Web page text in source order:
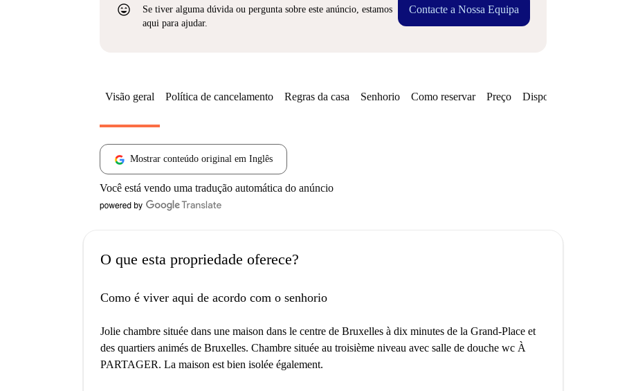
sentiment_very_satisfied
Se tiver alguma dúvida ou pergunta sobre este anúncio, estamos
aqui para ajudar.
Contacte a Nossa Equipa
Visão geral Política de cancelamento Regras da casa Senhorio Como reservar Preço Disponibilidades
Mostrar conteúdo original em Inglês
Você está vendo uma tradução automática do anúncio
O que esta propriedade oferece?
Como é viver aqui de acordo com o senhorio
Jolie chambre située dans une maison dans le centre de Bruxelles à dix minutes de la Grand-Place et
des quartiers animés de Bruxelles. Chambre située au troisième niveau avec salle de douche wc À
PARTAGER. La maison est bien isolée également.